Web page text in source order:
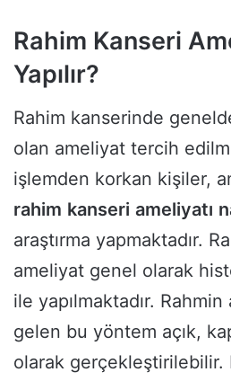
Rahim Kanseri
Yapılır?
Rahim kanserinde
olan ameliyat tercih
işlemden korkan kişiler,
rahim kanseri ameliyatı
araştırma yapmaktadır.
ameliyat genel olarak
ile yapılmaktadır. Rahmin
gelen bu yöntem açık,
olarak gerçekleştirilebilir.